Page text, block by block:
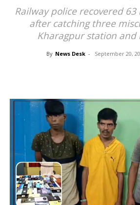
Railway police recovered
after catching three
Kharagpur station and
By News Desk - September 20,